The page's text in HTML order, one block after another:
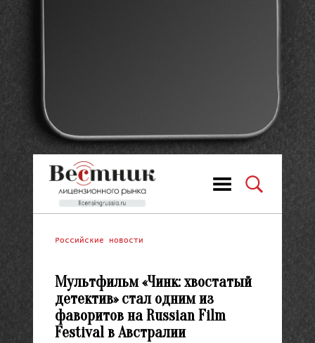
Российские новости
Мультфильм «Чинк: хвостатый
детектив» стал одним из
фаворитов на Russian Film
Festival в Австралии